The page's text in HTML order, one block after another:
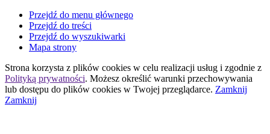
Przejdź do menu głównego
Przejdź do treści
Przejdź do wyszukiwarki
Mapa strony
Strona korzysta z plików cookies w celu realizacji usług i zgodnie z
Polityką prywatności. Możesz określić warunki przechowywania
lub dostępu do plików cookies w Twojej przeglądarce. Zamknij
Zamknij